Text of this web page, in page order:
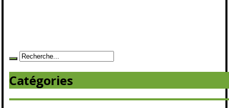
Catégories